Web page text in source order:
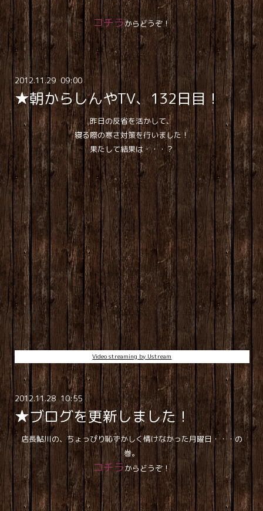
コチラからどうぞ！
2012.11.29 09:00
★朝からしんやTV、132日目！
昨日の反省を活かして、
寝る際の寒さ対策を行いました！
果たして結果は・・・？
Video streaming by Ustream
2012.11.28 10:55
★ブログを更新しました！
店長鮎川の、ちょっぴり恥ずかしく情けなかった月曜日・・・の
巻。
コチラからどうぞ！